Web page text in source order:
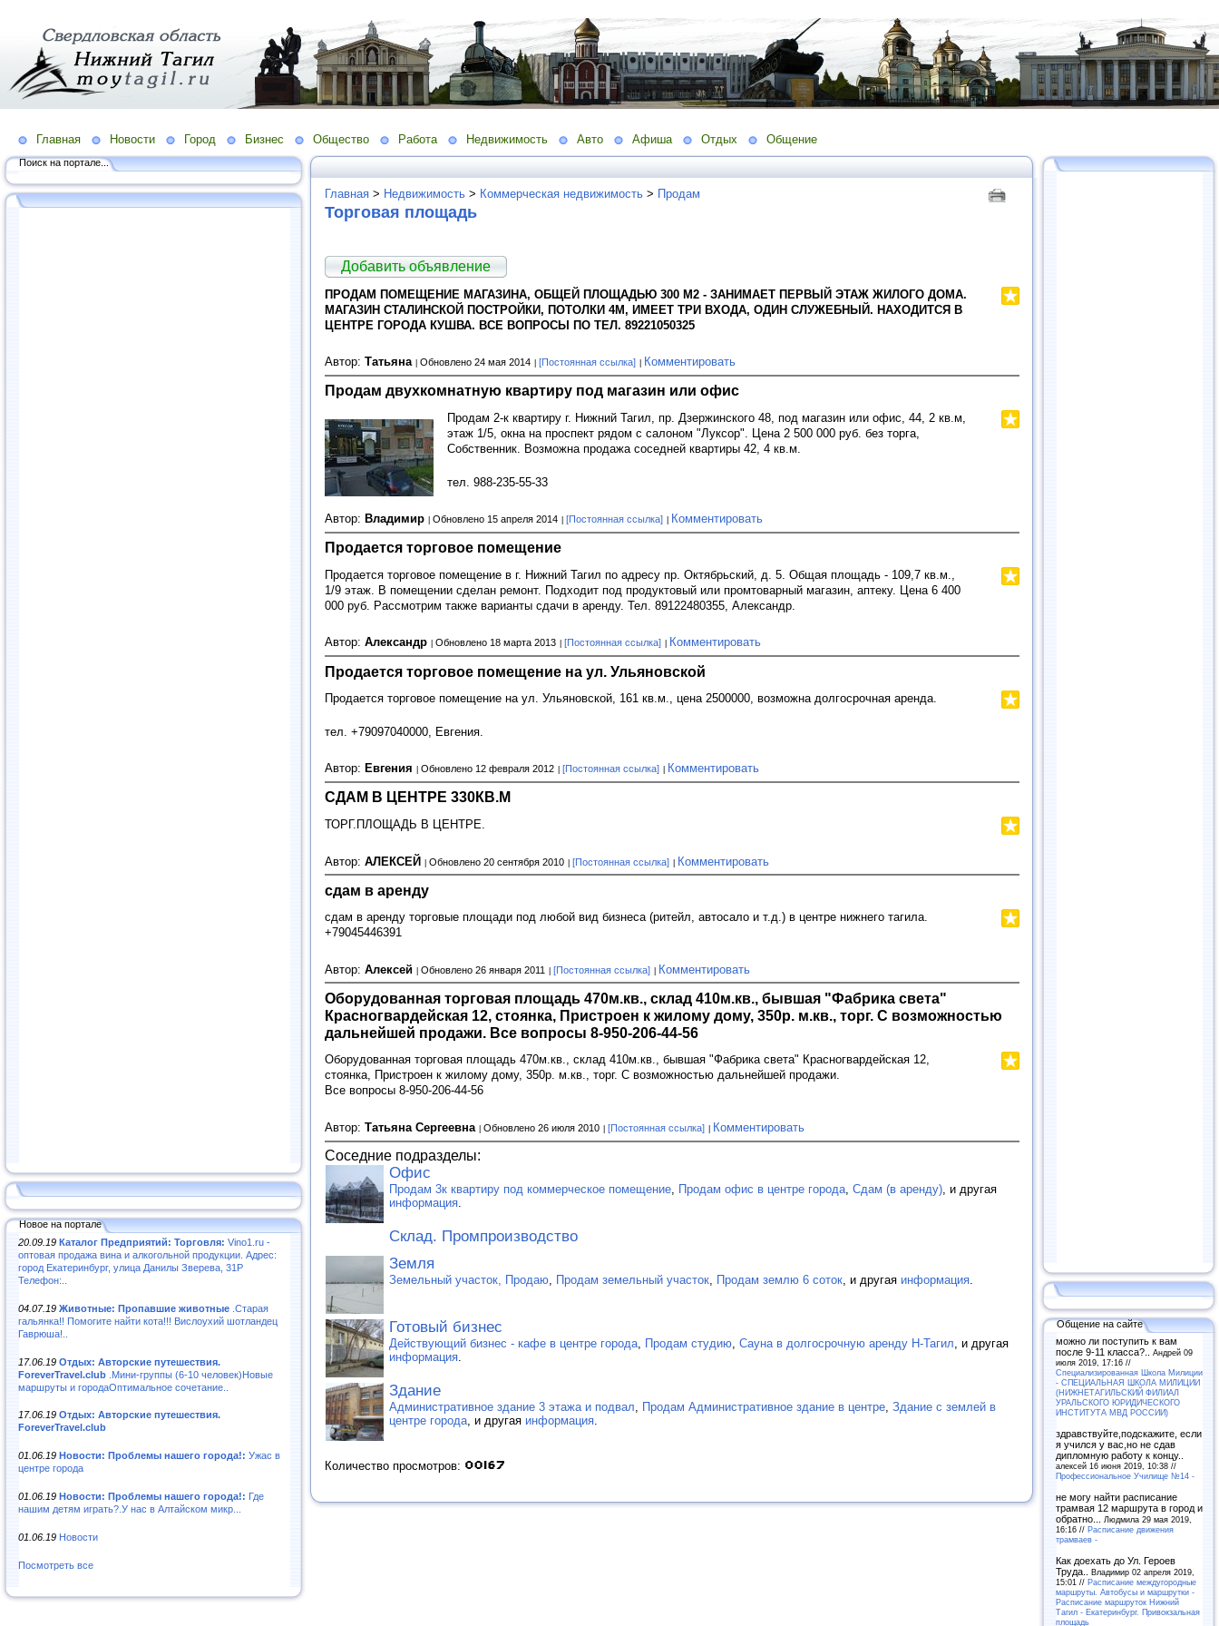
Главная Новости Город Бизнес Общество Работа Недвижимость Авто Афиша Отдых Общение
Поиск на портале...
Новое на портале
20.09.19 Каталог Предприятий: Торговля: Vino1.ru -
оптовая продажа вина и алкогольной продукции. Адрес:
город Екатеринбург, улица Данилы Зверева, 31Р
Телефон:..
04.07.19 Животные: Пропавшие животные .Старая
гальянка!! Помогите найти кота!!! Вислоухий шотландец
Гаврюша!..
17.06.19 Отдых: Авторские путешествия.
ForeverTravel.club .Мини-группы (6-10 человек)Новые
маршруты и городаОптимальное сочетание..
17.06.19 Отдых: Авторские путешествия.
ForeverTravel.club
01.06.19 Новости: Проблемы нашего города!: Ужас в
центре города
01.06.19 Новости: Проблемы нашего города!: Где
нашим детям играть?.У нас в Алтайском микр...
01.06.19 Новости
Посмотреть все
Главная > Недвижимость > Коммерческая недвижимость > Продам
Торговая площадь
Добавить объявление
ПРОДАМ ПОМЕЩЕНИЕ МАГАЗИНА, ОБЩЕЙ ПЛОЩАДЬЮ 300 М2 - ЗАНИМАЕТ ПЕРВЫЙ ЭТАЖ ЖИЛОГО ДОМА.
МАГАЗИН СТАЛИНСКОЙ ПОСТРОЙКИ, ПОТОЛКИ 4М, ИМЕЕТ ТРИ ВХОДА, ОДИН СЛУЖЕБНЫЙ. НАХОДИТСЯ В
ЦЕНТРЕ ГОРОДА КУШВА. ВСЕ ВОПРОСЫ ПО ТЕЛ. 89221050325
Автор: Татьяна Обновлено 24 мая 2014 [Постоянная ссылка] Комментировать
Продам двухкомнатную квартиру под магазин или офис
Продам 2-к квартиру г. Нижний Тагил, пр. Дзержинского 48, под магазин или офис, 44, 2 кв.м,
этаж 1/5, окна на проспект рядом с салоном "Луксор". Цена 2 500 000 руб. без торга,
Собственник. Возможна продажа соседней квартиры 42, 4 кв.м.
тел. 988-235-55-33
Автор: Владимир Обновлено 15 апреля 2014 [Постоянная ссылка] Комментировать
Продается торговое помещение
Продается торговое помещение в г. Нижний Тагил по адресу пр. Октябрьский, д. 5. Общая площадь - 109,7 кв.м.,
1/9 этаж. В помещении сделан ремонт. Подходит под продуктовый или промтоварный магазин, аптеку. Цена 6 400
000 руб. Рассмотрим также варианты сдачи в аренду. Тел. 89122480355, Александр.
Автор: Александр Обновлено 18 марта 2013 [Постоянная ссылка] Комментировать
Продается торговое помещение на ул. Ульяновской
Продается торговое помещение на ул. Ульяновской, 161 кв.м., цена 2500000, возможна долгосрочная аренда.
тел. +79097040000, Евгения.
Автор: Евгения Обновлено 12 февраля 2012 [Постоянная ссылка] Комментировать
СДАМ В ЦЕНТРЕ 330КВ.М
ТОРГ.ПЛОЩАДЬ В ЦЕНТРЕ.
Автор: АЛЕКСЕЙ Обновлено 20 сентября 2010 [Постоянная ссылка] Комментировать
сдам в аренду
сдам в аренду торговые площади под любой вид бизнеса (ритейл, автосало и т.д.) в центре нижнего тагила.
+79045446391
Автор: Алексей Обновлено 26 января 2011 [Постоянная ссылка] Комментировать
Оборудованная торговая площадь 470м.кв., склад 410м.кв., бывшая "Фабрика света"
Красногвардейская 12, стоянка, Пристроен к жилому дому, 350р. м.кв., торг. С возможностью
дальнейшей продажи. Все вопросы 8-950-206-44-56
Оборудованная торговая площадь 470м.кв., склад 410м.кв., бывшая "Фабрика света" Красногвардейская 12,
стоянка, Пристроен к жилому дому, 350р. м.кв., торг. С возможностью дальнейшей продажи.
Все вопросы 8-950-206-44-56
Автор: Татьяна Сергеевна Обновлено 26 июля 2010 [Постоянная ссылка] Комментировать
Соседние подразделы:
Офис
Продам 3к квартиру под коммерческое помещение, Продам офис в центре города, Сдам (в аренду), и другая
информация.
Склад. Промпроизводство
Земля
Земельный участок, Продаю, Продам земельный участок, Продам землю 6 соток, и другая информация.
Готовый бизнес
Действующий бизнес - кафе в центре города, Продам студию, Сауна в долгосрочную аренду Н-Тагил, и другая
информация.
Здание
Административное здание 3 этажа и подвал, Продам Административное здание в центре, Здание с землей в
центре города, и другая информация.
Количество просмотров:
Общение на сайте
можно ли поступить к вам
после 9-11 класса?.. Андрей 09
июля 2019, 17:16 //
Специализированная Школа Милиции
- СПЕЦИАЛЬНАЯ ШКОЛА МИЛИЦИИ
(НИЖНЕТАГИЛЬСКИЙ ФИЛИАЛ
УРАЛЬСКОГО ЮРИДИЧЕСКОГО
ИНСТИТУТА МВД РОССИИ)
здравствуйте,подскажите, если
я учился у вас,но не сдав
дипломную работу к концу..
алексей 16 июня 2019, 10:38 //
Профессиональное Училище №14 -
не могу найти расписание
трамвая 12 маршрута в город и
обратно...
Людмила 29 мая 2019,
16:16 // Расписание движения
трамваев -
Как доехать до Ул. Героев
Труда.. Владимир 02 апреля 2019,
15:01 // Расписание междугородные
маршруты. Автобусы и маршрутки -
Расписание маршруток Нижний
Тагил - Екатеринбург. Привокзальная
площадь